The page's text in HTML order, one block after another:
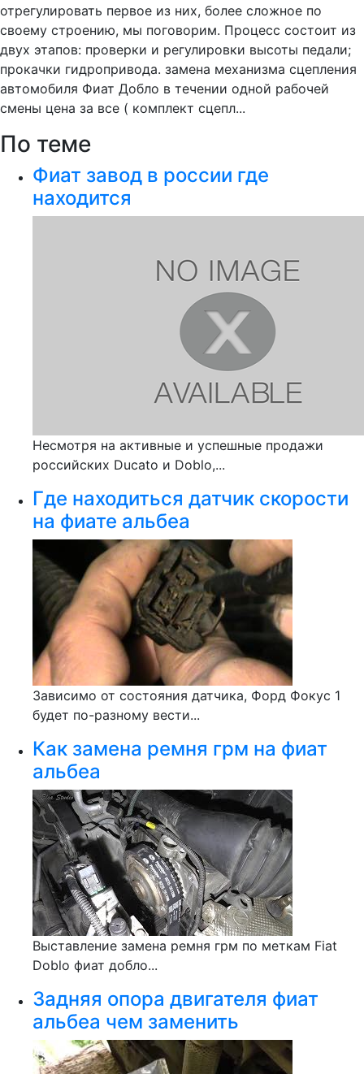
отрегулировать первое из них, более сложное по
своему строению, мы поговорим. Процесс состоит из
двух этапов: проверки и регулировки высоты педали;
прокачки гидропривода. замена механизма сцепления
автомобиля Фиат Добло в течении одной рабочей
смены цена за все ( комплект сцепл...
По теме
Фиат завод в россии где
находится
Несмотря на активные и успешные продажи
российских Ducato и Doblo,...
Где находиться датчик скорости
на фиате альбеа
Зависимо от состояния датчика, Форд Фокус 1
будет по-разному вести...
Как замена ремня грм на фиат
альбеа
Выставление замена ремня грм по меткам Fiat
Doblo фиат добло...
Задняя опора двигателя фиат
альбеа чем заменить